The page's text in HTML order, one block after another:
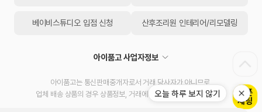
베이비스튜디오 입점 신청 산후조리원 인테리어/리모델링
아이품고 사업자정보
아이품고는 통신판매중개자로서 거래 당사자가 아니므로,
업체 배송 상품의 경우 상품정보, 거래에 대한 책임을 지지 않습니다.
오늘 하루 보지 않기